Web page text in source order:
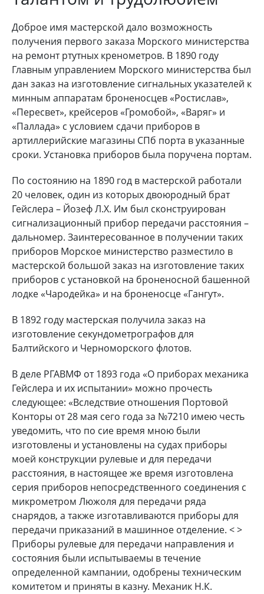
Доброе имя мастерской дало возможность
получения первого заказа Морского министерства
на ремонт ртутных кренометров. В 1890 году
Главным управлением Морского министерства был
дан заказ на изготовление сигнальных указателей к
минным аппаратам броненосцев «Ростислав»,
«Пересвет», крейсеров «Громобой», «Варяг» и
«Паллада» с условием сдачи приборов в
артиллерийские магазины СПб порта в указанные
сроки. Установка приборов была поручена портам.
По состоянию на 1890 год в мастерской работали
20 человек, один из которых двоюродный брат
Гейслера – Йозеф Л.Х. Им был сконструирован
сигнализационный прибор передачи расстояния –
дальномер. Заинтересованное в получении таких
приборов Морское министерство разместило в
мастерской большой заказ на изготовление таких
приборов с установкой на броненосной башенной
лодке «Чародейка» и на броненосце «Гангут».
В 1892 году мастерская получила заказ на
изготовление секундометрографов для
Балтийского и Черноморского флотов.
В деле РГАВМФ от 1893 года «О приборах механика
Гейслера и их испытании» можно прочесть
следующее: «Вследствие отношения Портовой
Конторы от 28 мая сего года за №7210 имею честь
уведомить, что по сие время мною были
изготовлены и установлены на судах приборы
моей конструкции рулевые и для передачи
расстояния, в настоящее же время изготовлена
серия приборов непосредственного соединения с
микрометром Люжоля для передачи ряда
снарядов, а также изготавливаются приборы для
передачи приказаний в машинное отделение. < >
Приборы рулевые для передачи направления и
состояния были испытываемы в течение
определенной кампании, одобрены техническим
комитетом и приняты в казну. Механик Н.К.